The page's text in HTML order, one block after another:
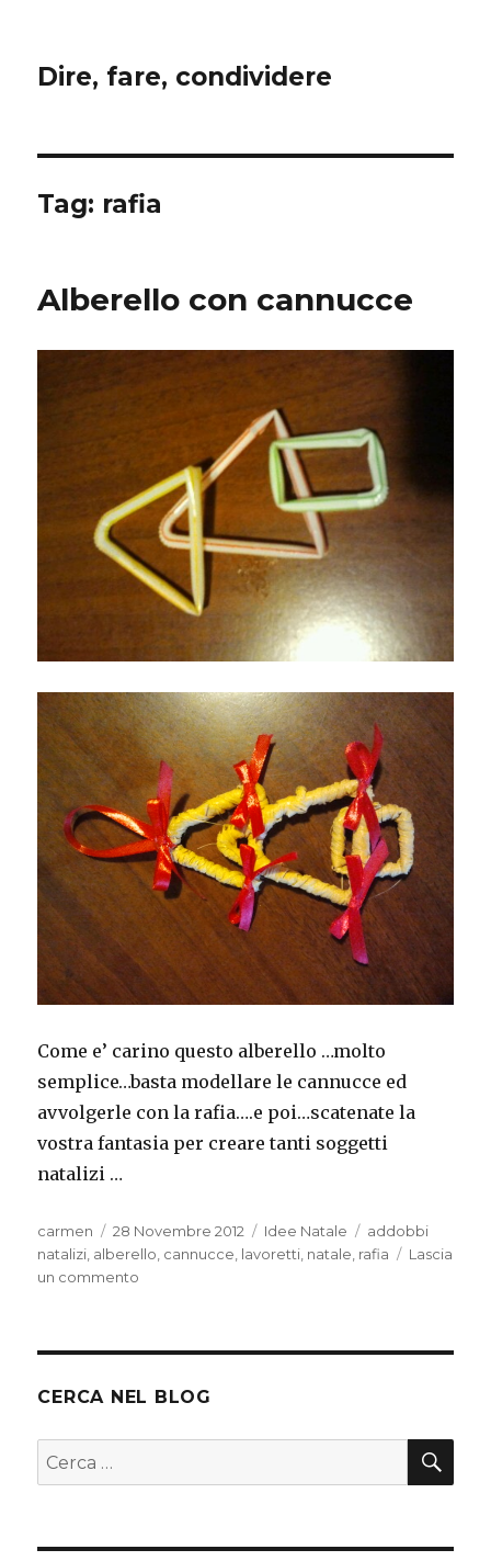
Dire, fare, condividere
Tag: rafia
Alberello con cannucce
Come e’ carino questo alberello …molto
semplice…basta modellare le cannucce ed
avvolgerle con la rafia….e poi…scatenate la
vostra fantasia per creare tanti soggetti
natalizi …
Autore
carmen
Pubblicato
il
28 Novembre 2012 Categorie
Idee Natale Tag
addobbi
natalizi alberello cannucce lavoretti natale rafia
Lascia
un commento
CERCA NEL BLOG
Cerca: